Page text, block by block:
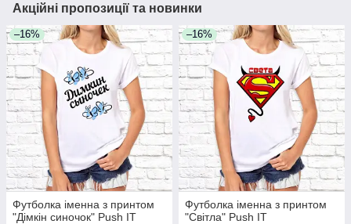
Акційні пропозиції та новинки
–16%
Футболка іменна з принтом
"Дімкін синочок" Push IT
–16%
Футболка іменна з принтом
"Світла" Push IT